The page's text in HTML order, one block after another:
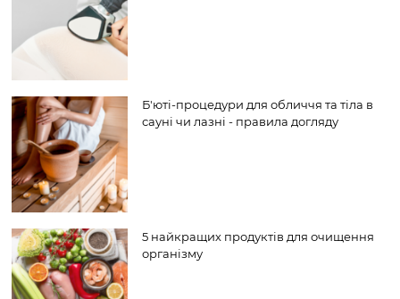
Б'юті-процедури для обличчя та тіла в
сауні чи лазні - правила догляду
5 найкращих продуктів для очищення
організму